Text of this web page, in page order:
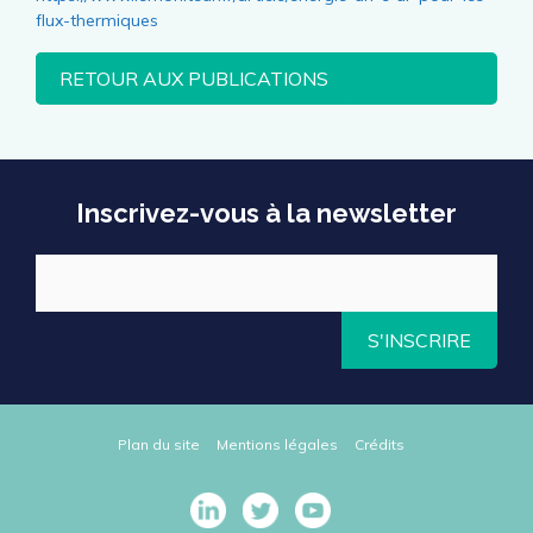
flux-thermiques
RETOUR AUX PUBLICATIONS
Inscrivez-vous à la newsletter
S'INSCRIRE
Plan du site Mentions légales Crédits